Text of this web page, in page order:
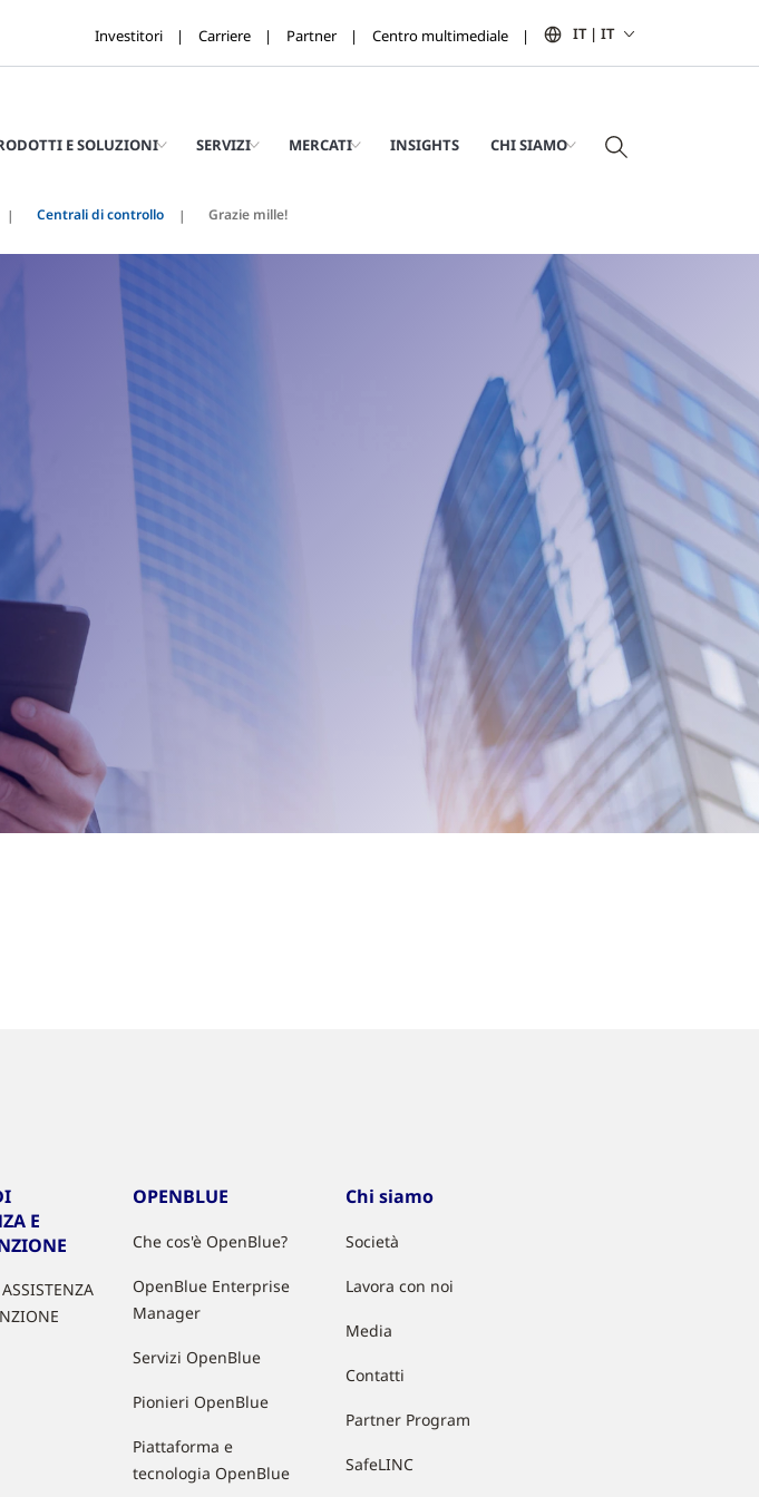
Investitori Carriere Partner Centro multimediale IT | IT
E SOLUZIONI SERVIZI MERCATI INSIGHTS CHI SIAMO
Centrali di controllo Grazie mille!
E
OPENBLUE
Che cos'è OpenBlue?
OpenBlue Enterprise
Manager
Servizi OpenBlue
Pionieri OpenBlue
Piattaforma e
tecnologia OpenBlue
Chi siamo
Società
Lavora con noi
Media
Contatti
Partner Program
SafeLINC